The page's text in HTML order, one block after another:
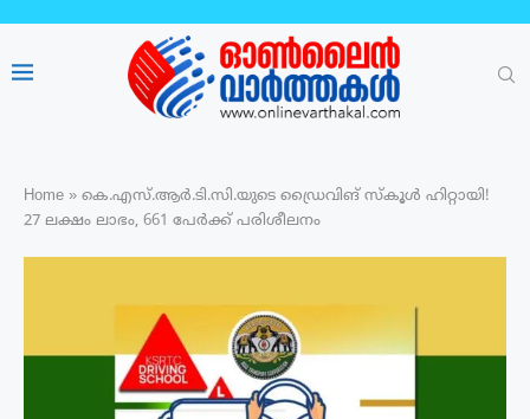
Home » കെ.എസ്.ആർ.ടി.സി.യുടെ ഡ്രൈവിങ് സ്കൂൾ ഹിറ്റായി!
27 ലക്ഷം ലാഭം, 661 പേർക്ക് പരിശീലനം